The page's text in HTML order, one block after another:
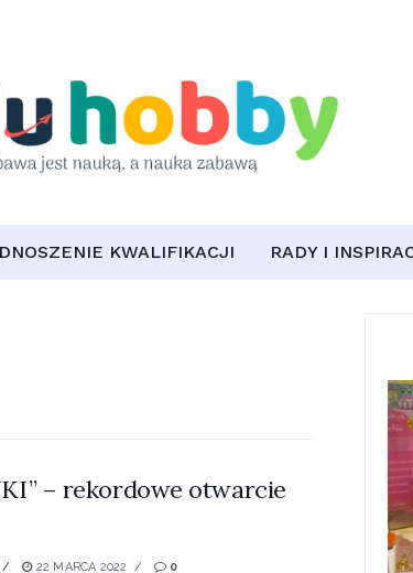
KWALIFIKACJI RADY I
– rekordowe otwarcie
22 MARCA 2022 0